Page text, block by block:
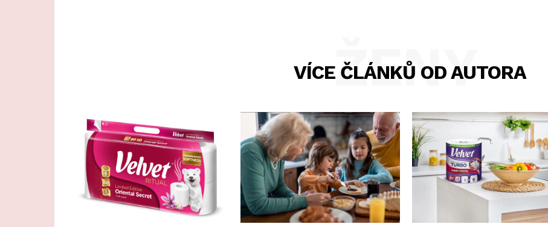
VÍCE ČLÁNKŮ OD AUTORA
ŽENY